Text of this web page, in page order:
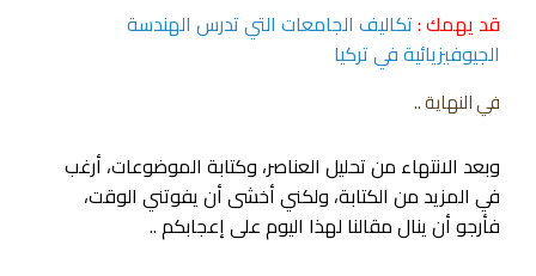
قد يهمك :تكاليف الجامعات التي تدرس الهندسة
الجيوفيزيائية في تركيا
في النهاية ..
وبعد الانتهاء من تحليل العناصر، وكتابة الموضوعات، أرغب
في المزيد من الكتابة، ولكني أخشى أن يفوتني الوقت،
فأرجو أن ينال مقالنا لهذا اليوم على إعجابكم ..